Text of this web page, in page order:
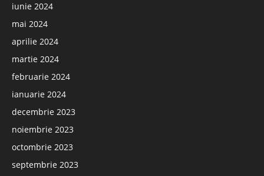
iunie 2024
mai 2024
aprilie 2024
martie 2024
februarie 2024
ianuarie 2024
decembrie 2023
noiembrie 2023
octombrie 2023
septembrie 2023